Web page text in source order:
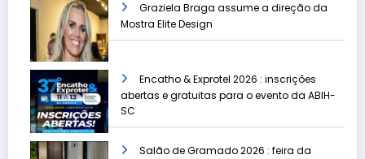
Graziela Braga assume a direção da
Mostra Elite Design
Encatho & Exprotel 2026 : inscrições
abertas e gratuitas para o evento da ABIH-
SC
Salão de Gramado 2026 : feira da